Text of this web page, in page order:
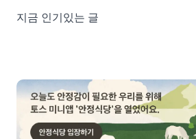
지금 인기있는 글